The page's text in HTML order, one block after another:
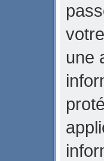
une